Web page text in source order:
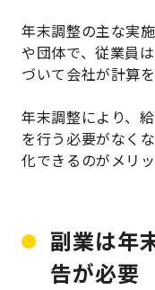
年末調整の主な実
や団体で、従業員
づいて会社が計算を
年末調整により、
を行う必要がなく
化できるのがメリッ
副業は年
告が必要